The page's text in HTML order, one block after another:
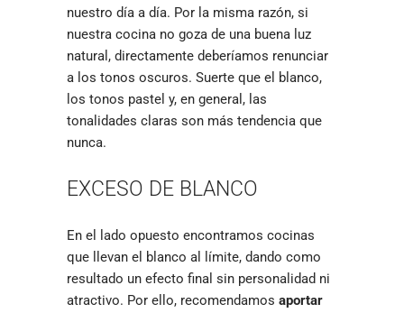
nuestro día a día. Por la misma razón, si
nuestra cocina no goza de una buena luz
natural, directamente deberíamos renunciar
a los tonos oscuros. Suerte que el blanco,
los tonos pastel y, en general, las
tonalidades claras son más tendencia que
nunca.
EXCESO DE BLANCO
En el lado opuesto encontramos cocinas
que llevan el blanco al límite, dando como
resultado un efecto final sin personalidad ni
atractivo. Por ello, recomendamos aportar